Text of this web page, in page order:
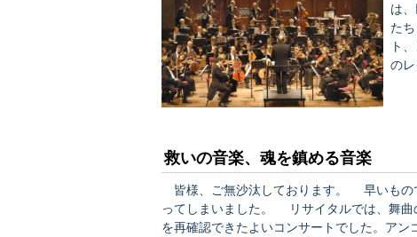
は
た
ト
の
ル
素
力に
救いの音楽、魂を鎮める音楽
皆様、ご無沙汰しております。 早いもの
ってしまいました。 リサイタルでは、舞曲
を再確認できたよいコンサートでした。ア